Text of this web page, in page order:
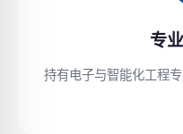
专
持有电子与智能化工程